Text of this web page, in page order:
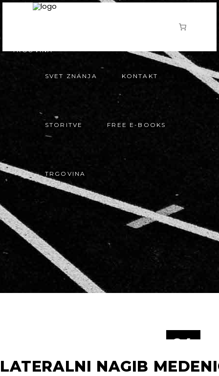
SVET ZNANJA KONTAKT
STORITVE FREE E-BOOKS
TRGOVINA
TRGOVINA
24
LATERALNI NAGIB